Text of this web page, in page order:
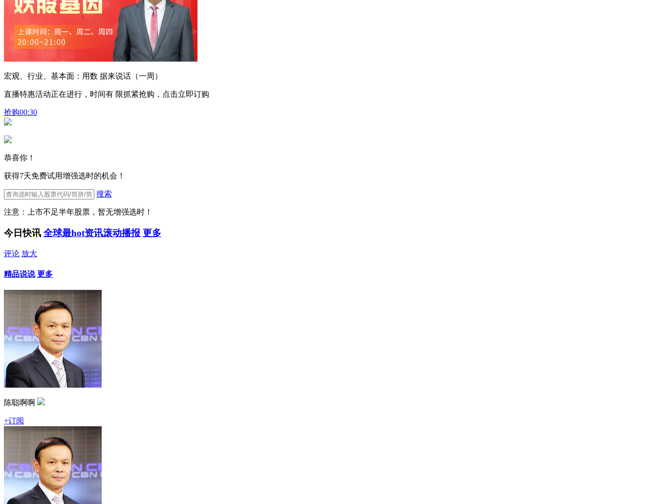
宏观、行业、基本面：用数 据来说话（一周）
直播特惠活动正在进行，时间有 限抓紧抢购，点击立即订购
抢购00:30
恭喜你！
获得7天免费试用增强选时的机会！
搜索
注意：上市不足半年股票，暂无增强选时！
今日快讯 全球最hot资讯滚动播报 更多
评论 放大
精品说说 更多
陈聪啊啊
+订阅